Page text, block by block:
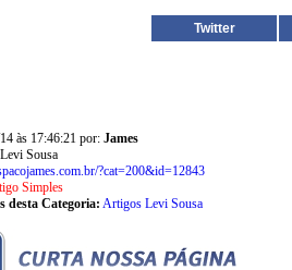
Twitter
às 17:46:21 por: James
Sousa
?cat=200&id=12843
Simples
desta Categoria: Artigos Levi Sousa